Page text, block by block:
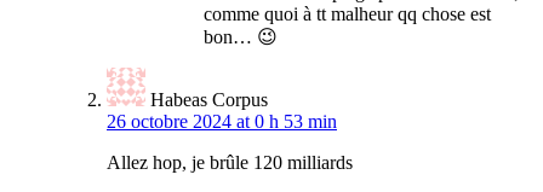
comme quoi à tt malheur qq chose est
bon… 😉
Habeas Corpus
26 octobre 2024 at 0 h 53 min
Allez hop, je brûle 120 milliards